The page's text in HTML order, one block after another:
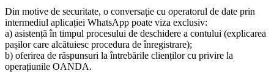
Din motive de securitate, o conversație cu operatorul de date prin
intermediul aplicației WhatsApp poate viza exclusiv:
a) asistență în timpul procesului de deschidere a contului (explicarea
pașilor care alcătuiesc procedura de înregistrare);
b) oferirea de răspunsuri la întrebările clienților cu privire la
operațiunile OANDA.